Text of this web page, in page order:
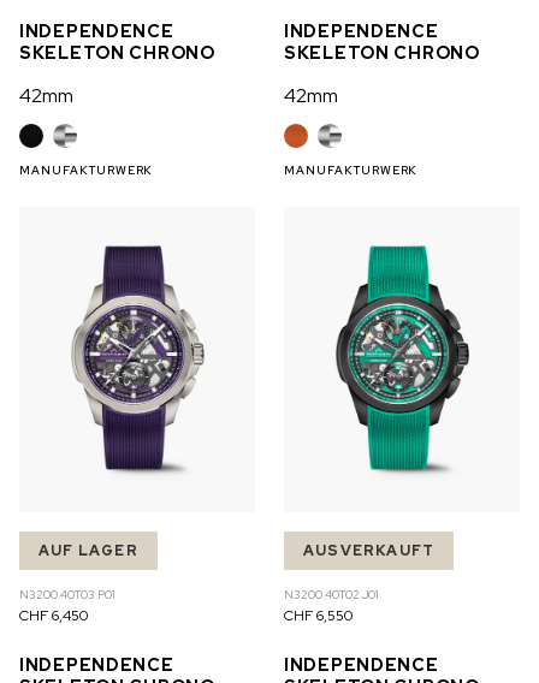
INDEPENDENCE
SKELETON CHRONO
42mm
MANUFAKTURWERK
INDEPENDENCE
SKELETON CHRONO
42mm
MANUFAKTURWERK
AUF LAGER
N3200.40T03.P01
CHF 6,450
INDEPENDENCE
AUSVERKAUFT
N3200.40T02.J01
CHF 6,550
INDEPENDENCE